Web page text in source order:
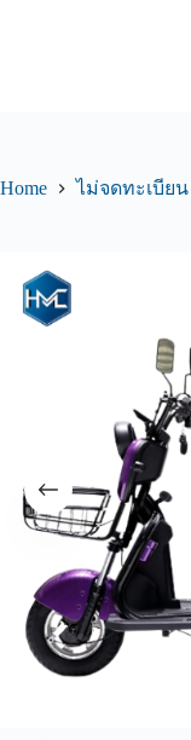
Home ไม่จดทะเบียน